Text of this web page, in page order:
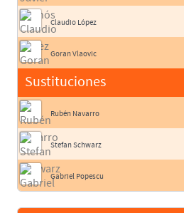
Claudio López
Goran Vlaovic
Sustituciones
Rubén Navarro
Stefan Schwarz
Gabriel Popescu